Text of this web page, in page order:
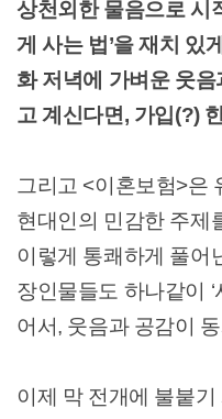
상천외한 물음으로 시
게 사는 법’을 재치 있
화 저녁에 가벼운 웃
고 계신다면, 가입(?)
그리고 <이혼보험>은
현대인의 민감한 주제
이렇게 통쾌하게 풀어
장인물들도 하나같이
어서, 웃음과 공감이
이제 막 전개에 불붙